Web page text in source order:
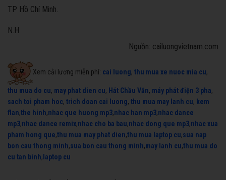
TP Hồ Chí Minh.
N.H
Nguồn: cailuongvietnam.com
Xem cải lương miễn phí: cai luong, thu mua xe nuoc mia cu,
thu mua do cu, may phat dien cu, Hát Chầu Văn, máy phát điện 3 pha,
sach toi pham hoc, trich doan cai luong, thu mua may lanh cu, kem
flan,the hinh,nhac que huong mp3,nhac han mp3,nhac dance
mp3,nhac dance remix,nhac cho ba bau,nhac dong que mp3,nhac xua
pham hong que,thu mua may phat dien,thu mua laptop cu,sua nap
bon cau thong minh,sua bon cau thong minh,may lanh cu,thu mua do
cu tan binh, laptop cu